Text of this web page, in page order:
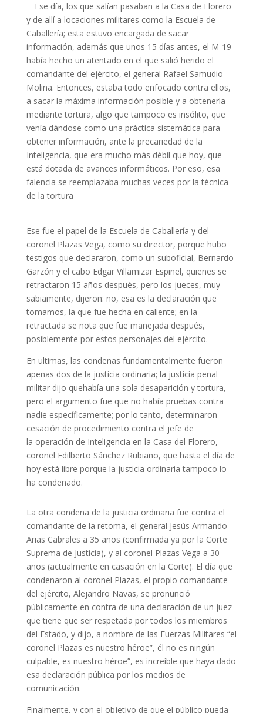
Ese día, los que salían pasaban a la Casa de Florero
y de allí a locaciones militares como la Escuela de
Caballería; esta estuvo encargada de sacar
información, además que unos 15 días antes, el M-19
había hecho un atentado en el que salió herido el
comandante del ejército, el general Rafael Samudio
Molina. Entonces, estaba todo enfocado contra ellos,
a sacar la máxima información posible y a obtenerla
mediante tortura, algo que tampoco es insólito, que
venía dándose como una práctica sistemática para
obtener información, ante la precariedad de la
Inteligencia, que era mucho más débil que hoy, que
está dotada de avances informáticos. Por eso, esa
falencia se reemplazaba muchas veces por la técnica
de la tortura
Ese fue el papel de la Escuela de Caballería y del
coronel Plazas Vega, como su director, porque hubo
testigos que declararon, como un suboficial, Bernardo
Garzón y el cabo Edgar Villamizar Espinel, quienes se
retractaron 15 años después, pero los jueces, muy
sabiamente, dijeron: no, esa es la declaración que
tomamos, la que fue hecha en caliente; en la
retractada se nota que fue manejada después,
posiblemente por estos personajes del ejército.
En ultimas, las condenas fundamentalmente fueron
apenas dos de la justicia ordinaria; la justicia penal
militar dijo quehabía una sola desaparición y tortura,
pero el argumento fue que no había pruebas contra
nadie específicamente; por lo tanto, determinaron
cesación de procedimiento contra el jefe de
la operación de Inteligencia en la Casa del Florero,
coronel Edilberto Sánchez Rubiano, que hasta el día de
hoy está libre porque la justicia ordinaria tampoco lo
ha condenado.
La otra condena de la justicia ordinaria fue contra el
comandante de la retoma, el general Jesús Armando
Arias Cabrales a 35 años (confirmada ya por la Corte
Suprema de Justicia), y al coronel Plazas Vega a 30
años (actualmente en casación en la Corte). El día que
condenaron al coronel Plazas, el propio comandante
del ejército, Alejandro Navas, se pronunció
públicamente en contra de una declaración de un juez
que tiene que ser respetada por todos los miembros
del Estado, y dijo, a nombre de las Fuerzas Militares “el
coronel Plazas es nuestro héroe”, él no es ningún
culpable, es nuestro héroe”, es increíble que haya dado
esa declaración pública por los medios de
comunicación.
Finalmente, y con el objetivo de que el público pueda